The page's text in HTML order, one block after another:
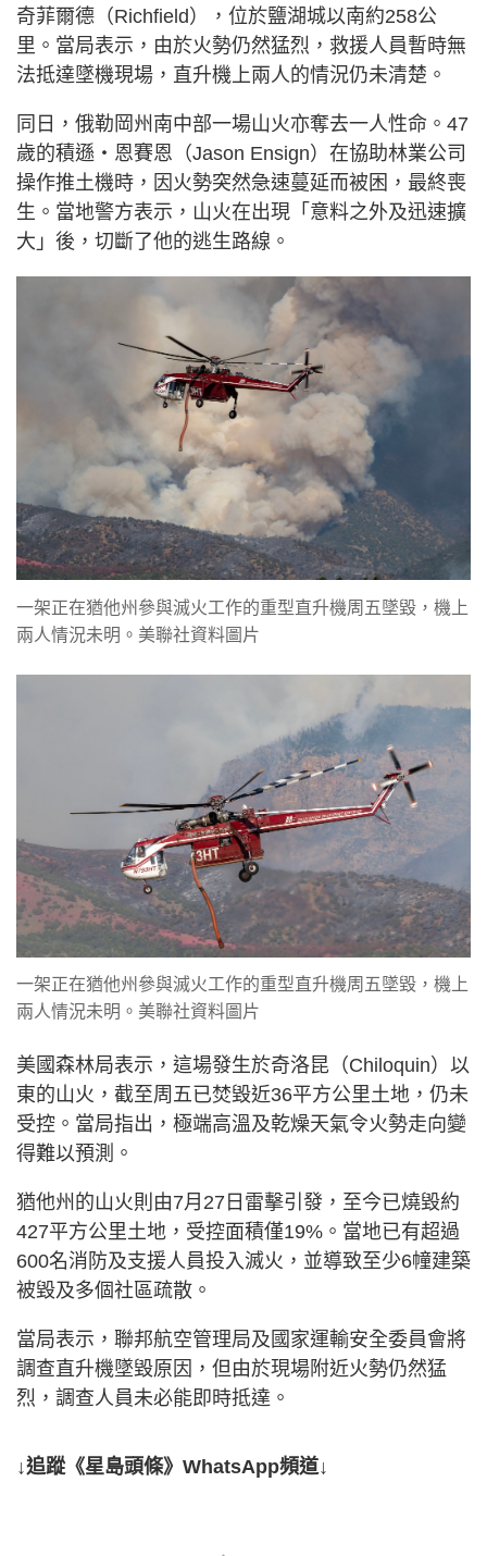
奇菲爾德（Richfield），位於鹽湖城以南約258公
里。當局表示，由於火勢仍然猛烈，救援人員暫時無
法抵達墜機現場，直升機上兩人的情況仍未清楚。
同日，俄勒岡州南中部一場山火亦奪去一人性命。47
歲的積遜・恩賽恩（Jason Ensign）在協助林業公司
操作推土機時，因火勢突然急速蔓延而被困，最終喪
生。當地警方表示，山火在出現「意料之外及迅速擴
大」後，切斷了他的逃生路線。
一架正在猶他州參與滅火工作的重型直升機周五墜毀，機上
兩人情況未明。美聯社資料圖片
一架正在猶他州參與滅火工作的重型直升機周五墜毀，機上
兩人情況未明。美聯社資料圖片
美國森林局表示，這場發生於奇洛昆（Chiloquin）以
東的山火，截至周五已焚毀近36平方公里土地，仍未
受控。當局指出，極端高溫及乾燥天氣令火勢走向變
得難以預測。
猶他州的山火則由7月27日雷擊引發，至今已燒毀約
427平方公里土地，受控面積僅19%。當地已有超過
600名消防及支援人員投入滅火，並導致至少6幢建築
被毀及多個社區疏散。
當局表示，聯邦航空管理局及國家運輸安全委員會將
調查直升機墜毀原因，但由於現場附近火勢仍然猛
烈，調查人員未必能即時抵達。
↓追蹤《星島頭條》WhatsApp頻道↓